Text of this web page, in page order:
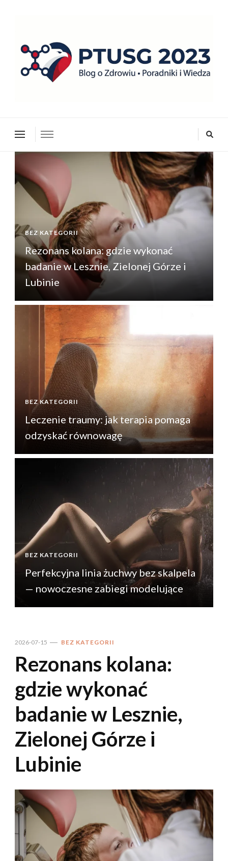
BEZ KATEGORII
Rezonans kolana: gdzie wykonać
badanie w Lesznie, Zielonej Górze i
Lubinie
BEZ KATEGORII
Leczenie traumy: jak terapia pomaga
odzyskać równowagę
BEZ KATEGORII
Perfekcyjna linia żuchwy bez skalpela
— nowoczesne zabiegi modelujące
2026-07-15 BEZ KATEGORII
Rezonans kolana:
gdzie wykonać
badanie w Lesznie,
Zielonej Górze i
Lubinie